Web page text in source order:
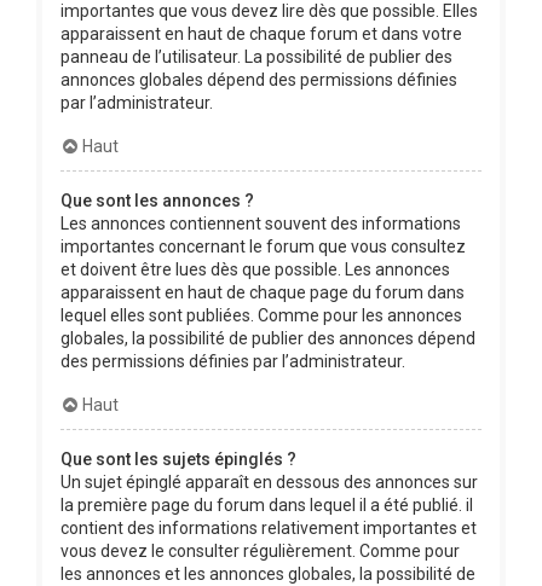
importantes que vous devez lire dès que possible. Elles
apparaissent en haut de chaque forum et dans votre
panneau de l’utilisateur. La possibilité de publier des
annonces globales dépend des permissions définies
par l’administrateur.
Haut
Que sont les annonces ?
Les annonces contiennent souvent des informations
importantes concernant le forum que vous consultez
et doivent être lues dès que possible. Les annonces
apparaissent en haut de chaque page du forum dans
lequel elles sont publiées. Comme pour les annonces
globales, la possibilité de publier des annonces dépend
des permissions définies par l’administrateur.
Haut
Que sont les sujets épinglés ?
Un sujet épinglé apparaît en dessous des annonces sur
la première page du forum dans lequel il a été publié. il
contient des informations relativement importantes et
vous devez le consulter régulièrement. Comme pour
les annonces et les annonces globales, la possibilité de